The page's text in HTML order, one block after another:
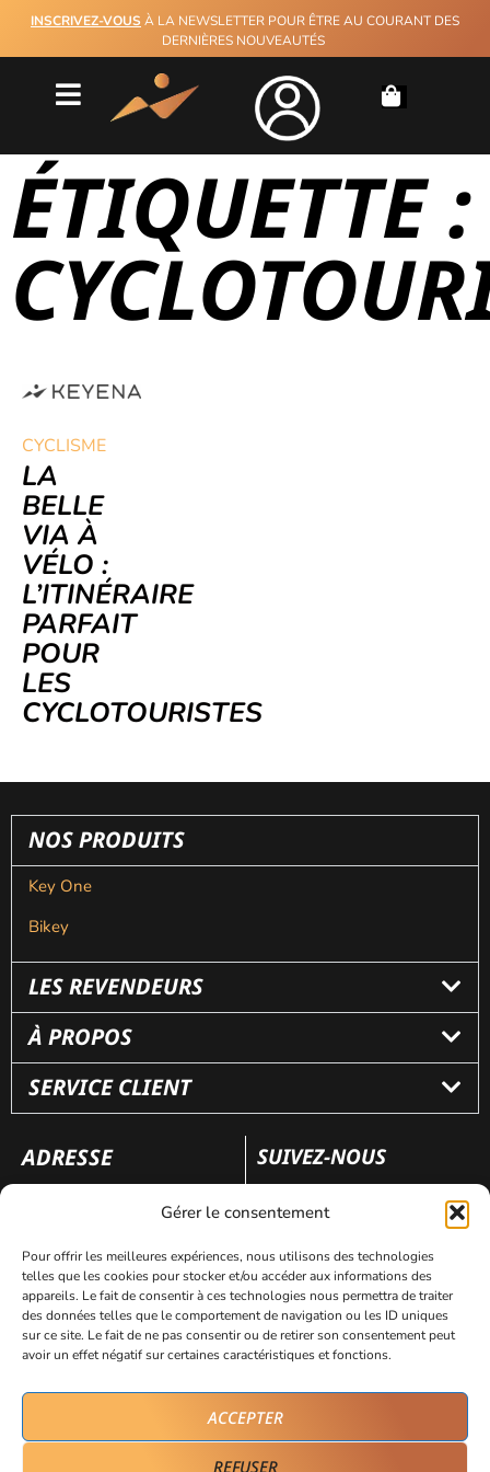
Gérer le consentement
Pour offrir les meilleures expériences, nous utilisons des technologies
telles que les cookies pour stocker et/ou accéder aux informations des
appareils. Le fait de consentir à ces technologies nous permettra de traiter
des données telles que le comportement de navigation ou les ID uniques
sur ce site. Le fait de ne pas consentir ou de retirer son consentement peut
avoir un effet négatif sur certaines caractéristiques et fonctions.
ACCEPTER
REFUSER
INSCRIVEZ-VOUS À LA NEWSLETTER POUR ÊTRE AU COURANT DES
DERNIÈRES NOUVEAUTÉS
ÉTIQUETTE :
CYCLISME
LA
BELLE
VIA À
VÉLO :
L’ITINÉRAIRE
PARFAIT
POUR
LES
CYCLOTOURISTES
NOS PRODUITS
Key One
Bikey
LES REVENDEURS
À PROPOS
SERVICE CLIENT
ADRESSE
110 rue Frédéric Fays
SUIVEZ-NOUS
Mentions légales Politique de confidentialité